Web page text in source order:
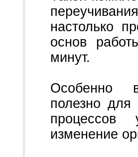
настолько
основ
минут.
Особенно
полезно для
процессов
изменение